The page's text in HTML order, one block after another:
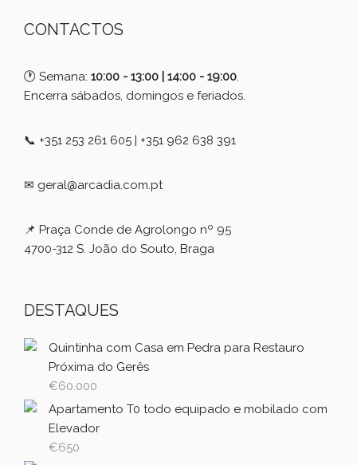
CONTACTOS
🕐 Semana: 10:00 - 13:00 | 14:00 - 19:00.
Encerra sábados, domingos e feriados.
📞 +351 253 261 605 | +351 962 638 391
✉ geral@arcadia.com.pt
📌 Praça Conde de Agrolongo nº 95
4700-312 S. João do Souto, Braga
DESTAQUES
Quintinha com Casa em Pedra para Restauro
Próxima do Gerês
€60.000
Apartamento T0 todo equipado e mobilado com
Elevador
€650